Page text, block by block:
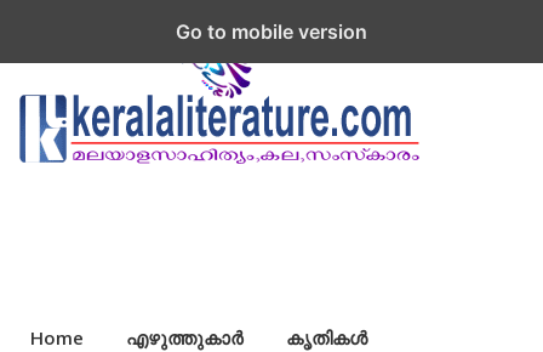
Home എഴുത്തുകാര്‍ കൃതികൾ
Go to mobile version